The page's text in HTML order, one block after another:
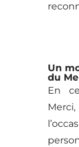
Un
du
En